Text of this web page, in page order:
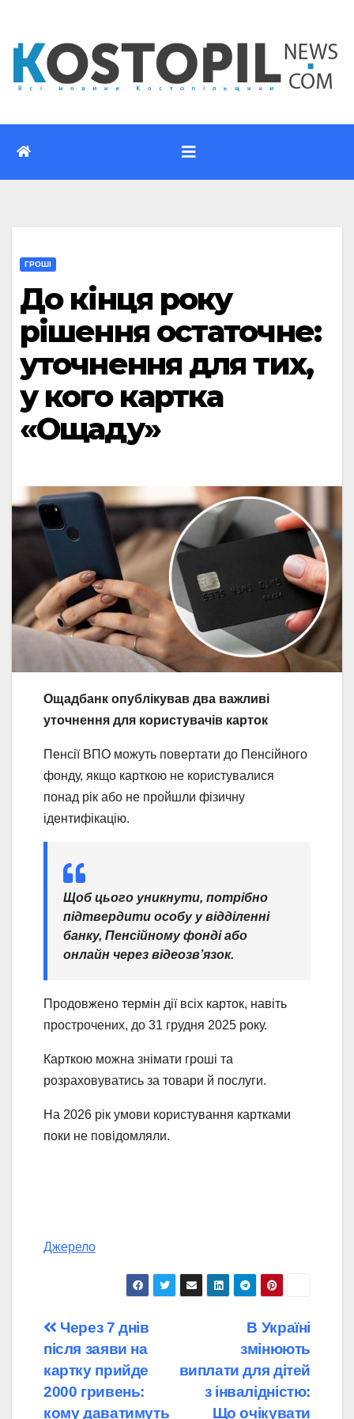
вмісту
ГРОШІ
До кінця року
рішення остаточне:
уточнення для тих,
у кого картка
«Ощаду»
Ощадбанк опублікував два важливі
уточнення для користувачів карток
Пенсії ВПО можуть повертати до Пенсійного
фонду, якщо карткою не користувалися
понад рік або не пройшли фізичну
ідентифікацію.
Щоб цього уникнути, потрібно
підтвердити особу у відділенні
банку, Пенсійному фонді або
онлайн через відеозв’язок.
Продовжено термін дії всіх карток, навіть
прострочених, до 31 грудня 2025 року.
Карткою можна знімати гроші та
розраховуватись за товари й послуги.
На 2026 рік умови користування картками
поки не повідомляли.
Джерело
Навігація
записів
В Україні
змінюють
виплати для дітей
з інвалідністю:
Що очікувати
Через 7 днів
після заяви на
картку прийде
2000 гривень:
кому даватимуть